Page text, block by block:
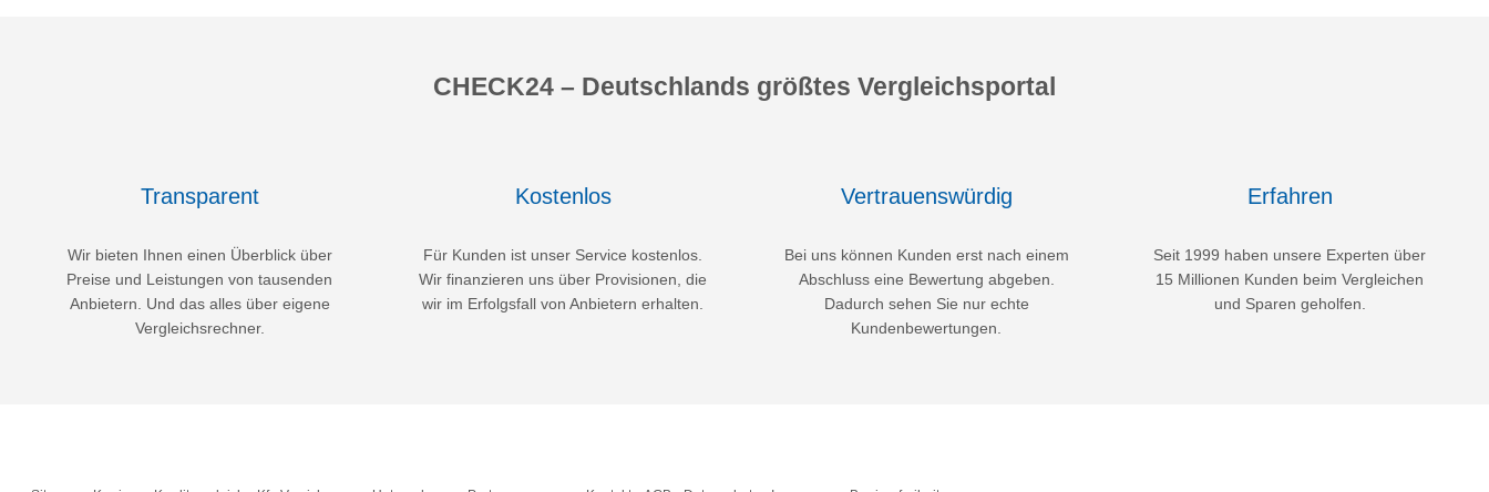
CHECK24 – Deutschlands größtes Vergleichsportal
Transparent
Wir bieten Ihnen einen Überblick über
Preise und Leistungen von tausenden
Anbietern. Und das alles über eigene
Vergleichsrechner.
Kostenlos
Für Kunden ist unser Service kostenlos.
Wir finanzieren uns über Provisionen, die
wir im Erfolgsfall von Anbietern erhalten.
Vertrauenswürdig
Bei uns können Kunden erst nach einem
Abschluss eine Bewertung abgeben.
Dadurch sehen Sie nur echte
Kundenbewertungen.
Erfahren
Seit 1999 haben unsere Experten über
15 Millionen Kunden beim Vergleichen
und Sparen geholfen.